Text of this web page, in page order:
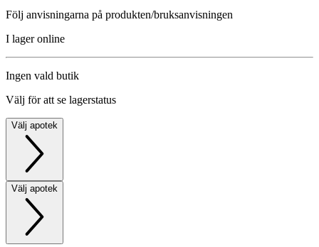
Följ anvisningarna på produkten/bruksanvisningen
I lager online
Ingen vald butik
Välj för att se lagerstatus
Välj apotek
Välj apotek